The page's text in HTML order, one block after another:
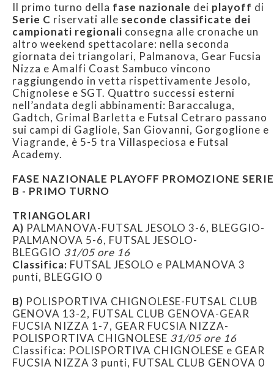
Il primo turno della fase nazionale dei playoff di
Serie C riservati alle seconde classificate dei
campionati regionali consegna alle cronache un
altro weekend spettacolare: nella seconda
giornata dei triangolari, Palmanova, Gear Fucsia
Nizza e Amalfi Coast Sambuco vincono
raggiungendo in vetta rispettivamente Jesolo,
Chignolese e SGT. Quattro successi esterni
nell’andata degli abbinamenti: Baraccaluga,
Gadtch, Grimal Barletta e Futsal Cetraro passano
sui campi di Gagliole, San Giovanni, Gorgoglione e
Viagrande, è 5-5 tra Villaspeciosa e Futsal
Academy.
FASE NAZIONALE PLAYOFF PROMOZIONE SERIE
B - PRIMO TURNO
TRIANGOLARI
A) PALMANOVA-FUTSAL JESOLO 3-6, BLEGGIO-
PALMANOVA 5-6, FUTSAL JESOLO-
BLEGGIO 31/05 ore 16
Classifica: FUTSAL JESOLO e PALMANOVA 3
punti, BLEGGIO 0
B) POLISPORTIVA CHIGNOLESE-FUTSAL CLUB
GENOVA 13-2, FUTSAL CLUB GENOVA-GEAR
FUCSIA NIZZA 1-7, GEAR FUCSIA NIZZA-
POLISPORTIVA CHIGNOLESE 31/05 ore 16
Classifica: POLISPORTIVA CHIGNOLESE e GEAR
FUCSIA NIZZA 3 punti, FUTSAL CLUB GENOVA 0